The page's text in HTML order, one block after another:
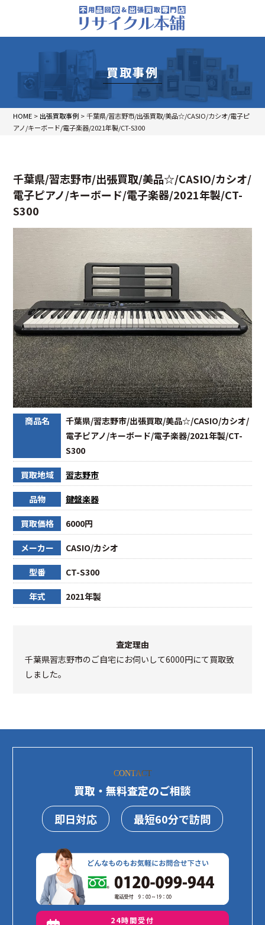
買取事例
HOME > 出張買取事例 >千葉県/習志野市/出張買取/美品☆/CASIO/カシオ/電子ピ
アノ/キーボード/電子楽器/2021年製/CT-S300
千葉県/習志野市/出張買取/美品☆/CASIO/カシオ/
電子ピアノ/キーボード/電子楽器/2021年製/CT-
S300
商品名
千葉県/習志野市/出張買取/美品☆/CASIO/カシオ/
電子ピアノ/キーボード/電子楽器/2021年製/CT-
S300
買取地域 習志野市
品物 鍵盤楽器
買取価格 6000円
メーカー CASIO/カシオ
型番 CT-S300
年式 2021年製
査定理由
千葉県習志野市のご自宅にお伺いして6000円にて買取致
しました。
CONTACT
買取・無料査定のご相談
即日対応
最短60分で訪問
24時間受付